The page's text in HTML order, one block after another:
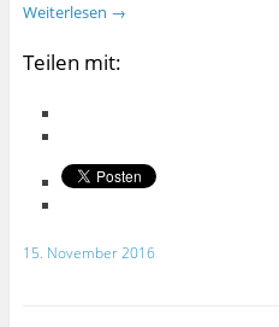
Weiterlesen →
Teilen mit:
15. November 2016